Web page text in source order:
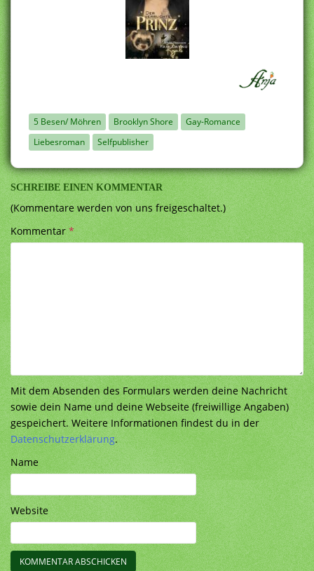
5 Besen/ Möhren Brooklyn Shore
Gay-Romance
Liebesroman
Selfpublisher
SCHREIBE EINEN KOMMENTAR
(Kommentare werden von uns freigeschaltet.)
Kommentar*
Mit dem Absenden des Formulars werden deine Nachricht
sowie dein Name und deine Webseite (freiwillige Angaben)
gespeichert. Weitere Informationen findest du in der
Datenschutzerklärung.
Name
Website